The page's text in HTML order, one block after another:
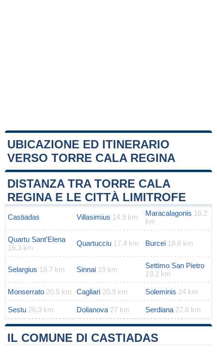
UBICAZIONE ED ITINERARIO
VERSO TORRE CALA REGINA
+
−
Leaflet|Map data ©OpenStreetMap
DISTANZA TRA TORRE CALA
REGINA E LE CITTÀ LIMITROFE
Castiadas Villasimius 14.9 km Maracalagonis 16.2
km
Quartu Sant'Elena
16.3 km
Quartucciu 17.4 km Burcei 18.6 km
Selargius 18.7 km Sinnai 19 km
Settimo San Pietro
19.2 km
Monserrato 20.5 km Cagliari 20.9 km Soleminis 24 km
Sestu 26.3 km Dolianova 27 km Serdiana 27.6 km
IL COMUNE DI CASTIADAS